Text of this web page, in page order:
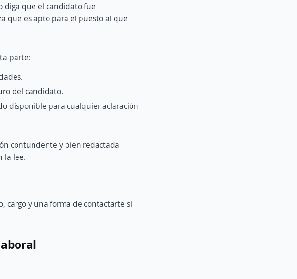
diga que el candidato fue
que es apto para el puesto al que
parte:
del candidato.
disponible para cualquier aclaración
contundente y bien redactada
la lee.
cargo y una forma de contactarte si